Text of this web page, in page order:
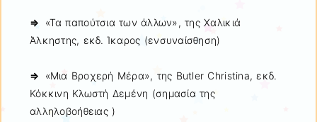
⇒ «Τα παπούτσια των άλλων», της Χαλικιά
Άλκηστης, εκδ. Ίκαρος (ενσυναίσθηση)
⇒ «Μια Βροχερή Μέρα», της Butler Christina, εκδ.
Κόκκινη Κλωστή Δεμένη (σημασία της
αλληλοβοήθειας )